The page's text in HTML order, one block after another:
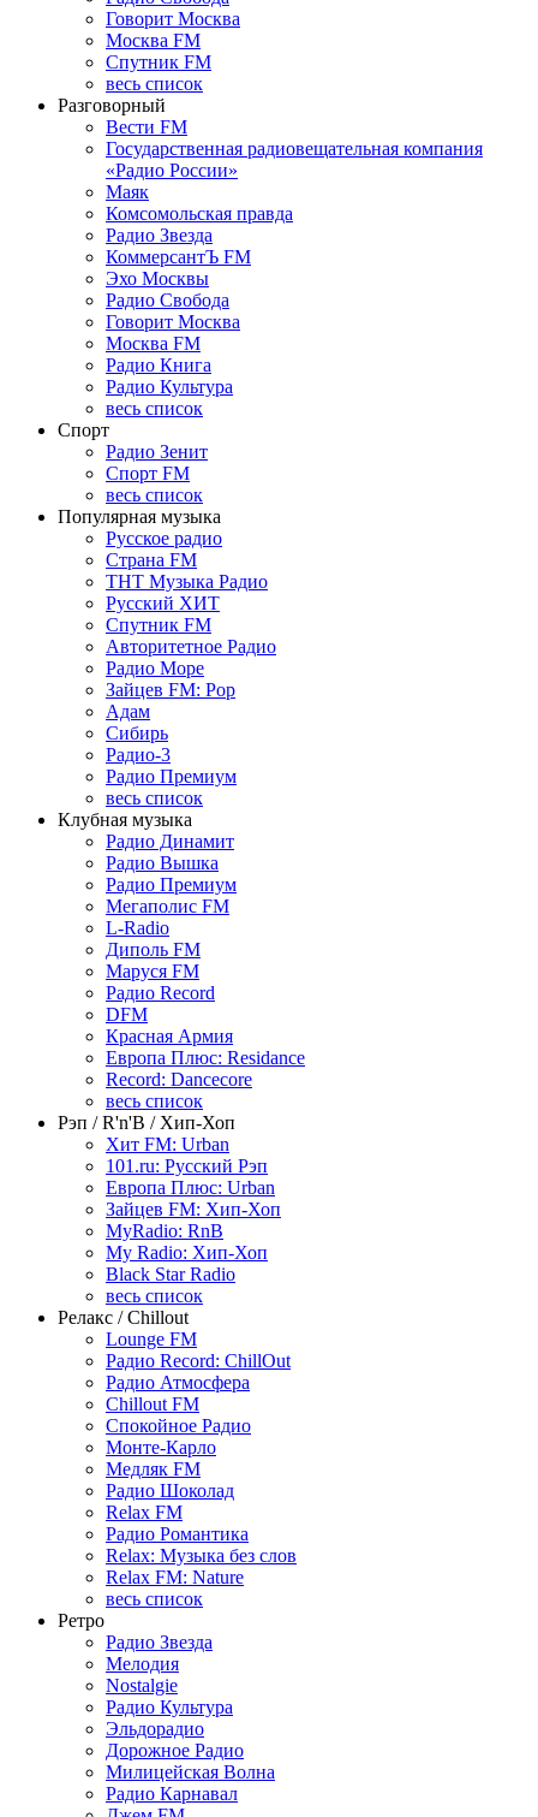
Говорит Москва
Москва FM
Спутник FM
весь список
Разговорный
Вести FM
Государственная радиовещательная компания
«Радио России»
Маяк
Комсомольская правда
Радио Звезда
КоммерсантЪ FM
Эхо Москвы
Радио Свобода
Говорит Москва
Москва FM
Радио Книга
Радио Культура
весь список
Спорт
Радио Зенит
Спорт FM
весь список
Популярная музыка
Русское радио
Страна FM
ТНТ Музыка Радио
Русский ХИТ
Спутник FM
Авторитетное Радио
Радио Море
Зайцев FM: Pop
Адам
Сибирь
Радио-3
Радио Премиум
весь список
Клубная музыка
Радио Динамит
Радио Вышка
Радио Премиум
Мегаполис FM
L-Radio
Диполь FM
Маруся FM
Радио Record
DFM
Красная Армия
Европа Плюс: Residance
Record: Dancecore
весь список
Рэп / R'n'B / Хип-Хоп
Хит FM: Urban
101.ru: Русский Рэп
Европа Плюс: Urban
Зайцев FM: Хип-Хоп
MyRadio: RnB
My Radio: Хип-Хоп
Black Star Radio
весь список
Релакс / Chillout
Lounge FM
Радио Record: ChillOut
Радио Атмосфера
Chillout FM
Спокойное Радио
Монте-Карло
Медляк FM
Радио Шоколад
Relax FM
Радио Романтика
Relax: Музыка без слов
Relax FM: Nature
весь список
Ретро
Радио Звезда
Мелодия
Nostalgie
Радио Культура
Эльдорадио
Дорожное Радио
Милицейская Волна
Радио Карнавал